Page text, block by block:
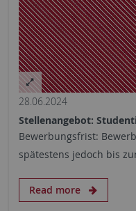
28.06.2024
Stellenangebot:
Bewerbungsfrist:
spätestens jedoch bis
Read more